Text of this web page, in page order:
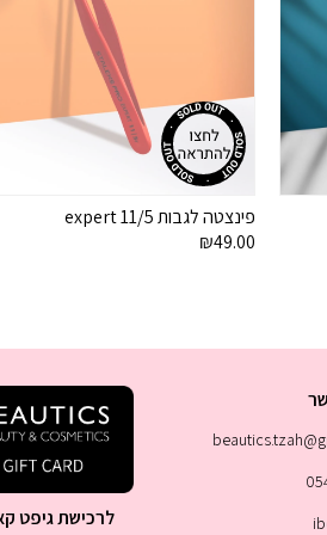
פינצטה לגבות 5/expert 11
₪49.00
לרכישת גיפט